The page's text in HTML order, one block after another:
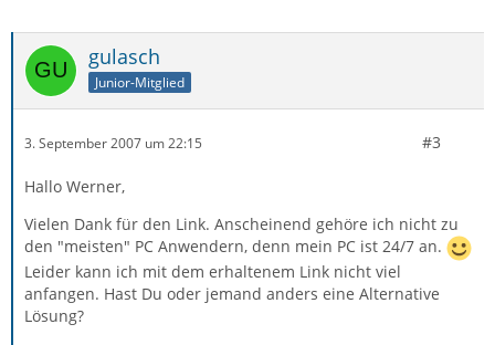
gulasch
Junior-Mitglied
3. September 2007 um 22:15 #3
Hallo Werner,
Vielen Dank für den Link. Anscheinend gehöre ich nicht zu
den "meisten" PC Anwendern, denn mein PC ist 24/7 an.
Leider kann ich mit dem erhaltenem Link nicht viel
anfangen. Hast Du oder jemand anders eine Alternative
Lösung?